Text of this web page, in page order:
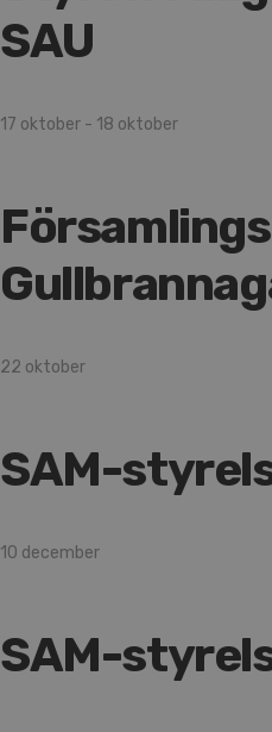
SAU
17 oktober - 18 oktober
22 oktober
SAM-
10 december
SAM-